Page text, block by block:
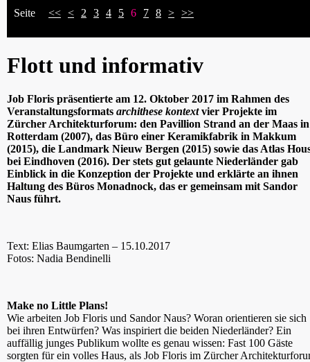
Seite << < 2 3 4 5 6 7 8 > >>
Flott und informativ
Job Floris präsentierte am 12. Oktober 2017 im Rahmen des
Veranstaltungsformats archithese kontextvier Projekte im
Zürcher Architekturforum: den Pavillion Strand an der Maas in
Rotterdam (2007), das Büro einer Keramikfabrik in Makkum
(2015), die Landmark Nieuw Bergen (2015) sowie das Atlas
bei Eindhoven (2016). Der stets gut gelaunte Niederländer gab
Einblick in die Konzeption der Projekte und erklärte an ihnen
Haltung des Büros Monadnock, das er gemeinsam mit Sandor
Naus führt.
Text: Elias Baumgarten – 15.10.2017
Fotos: Nadia Bendinelli
Make no Little Plans!
Wie arbeiten Job Floris und Sandor Naus? Woran orientieren sie sich
bei ihren Entwürfen? Was inspiriert die beiden Niederländer? Ein
auffällig junges Publikum wollte es genau wissen: Fast 100 Gäste
sorgten für ein volles Haus, als Job Floris im Zürcher